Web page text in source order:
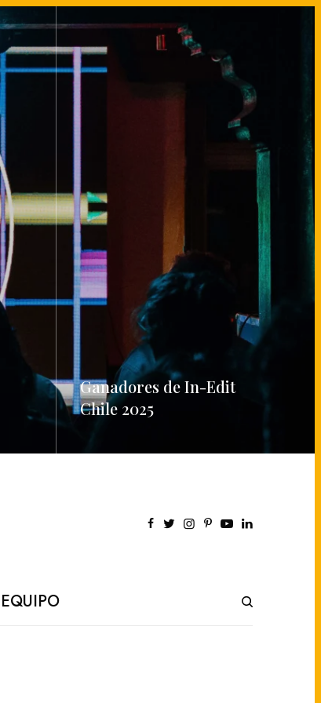
Ganadores de In-Edit
Chile 2025
EQUIPO